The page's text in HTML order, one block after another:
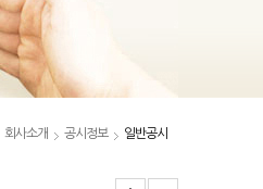
회사소개 공시정보 일반공시